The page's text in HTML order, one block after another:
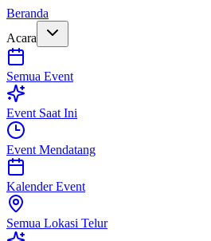
Beranda
Acara
Semua Event
Event Saat Ini
Event Mendatang
Kalender Event
Semua Lokasi Telur